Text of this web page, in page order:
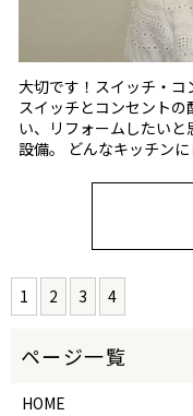
大切です！スイッチ・
スイッチとコンセント
い、リフォームしたい
設備。 どんなキッチン
1 2 3 4
HOME